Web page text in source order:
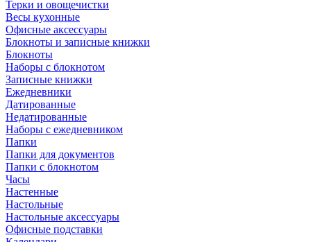
Терки и овощечистки
Весы кухонные
Офисные аксессуары
Блокноты и записные книжки
Блокноты
Наборы с блокнотом
Записные книжки
Ежедневники
Датированные
Недатированные
Наборы с ежедневником
Папки
Папки для документов
Папки с блокнотом
Часы
Настенные
Настольные
Настольные аксессуары
Офисные подставки